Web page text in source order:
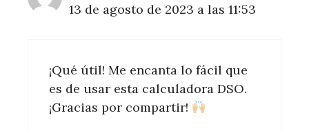
13 de agosto de 2023 a las 11:53
¡Qué útil! Me encanta lo fácil que
es de usar esta calculadora DSO.
¡Gracias por compartir!